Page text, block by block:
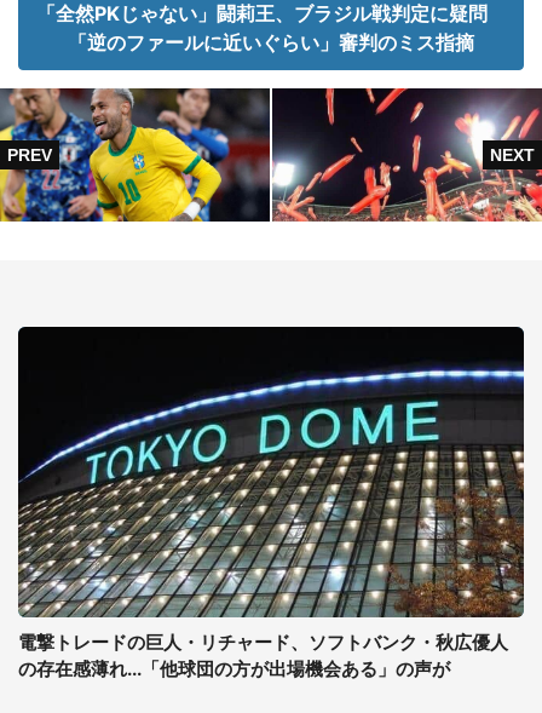
「全然PKじゃない」闘莉王、ブラジル戦判定に疑問
「逆のファールに近いぐらい」審判のミス指摘
電撃トレードの巨人・リチャード、ソフトバンク・秋広優人
の存在感薄れ...「他球団の方が出場機会ある」の声が